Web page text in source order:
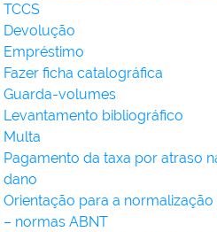
TCCS
Devolução
Empréstimo
Fazer ficha catalográfica
Guarda-volumes
Levantamento bibliográfico
Multa
Pagamento da taxa por atraso
dano
Orientação para a
– normas ABNT